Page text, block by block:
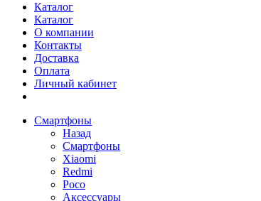
Каталог
Каталог
О компании
Контакты
Доставка
Оплата
Личный кабинет
Смартфоны
Назад
Смартфоны
Xiaomi
Redmi
Poco
Аксессуары